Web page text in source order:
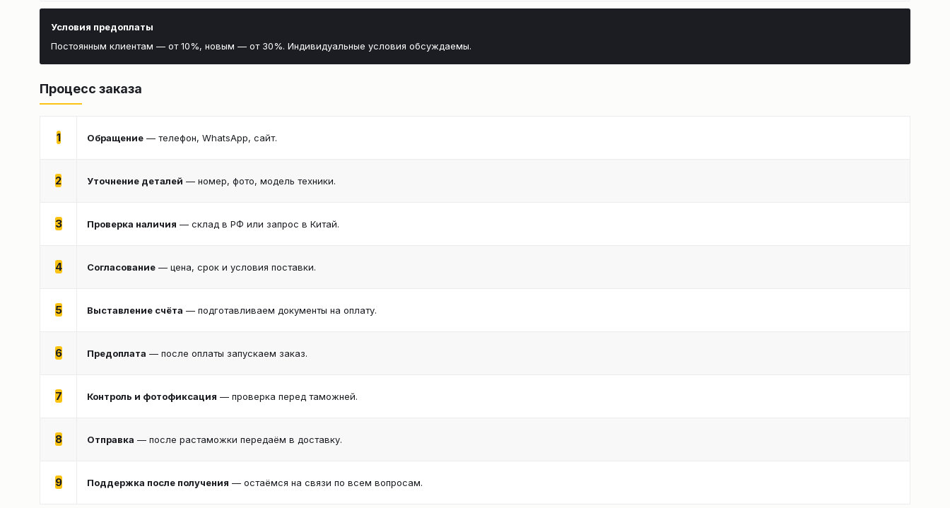
Условия предоплаты
Постоянным клиентам — от 10%, новым — от 30%. Индивидуальные условия обсуждаемы.
Процесс заказа
1 Обращение — телефон, WhatsApp, сайт.
2 Уточнение деталей — номер, фото, модель техники.
3 Проверка наличия — склад в РФ или запрос в Китай.
4 Согласование — цена, срок и условия поставки.
5 Выставление счёта — подготавливаем документы на оплату.
6 Предоплата — после оплаты запускаем заказ.
7 Контроль и фотофиксация — проверка перед таможней.
8 Отправка — после растаможки передаём в доставку.
9 Поддержка после получения — остаёмся на связи по всем вопросам.